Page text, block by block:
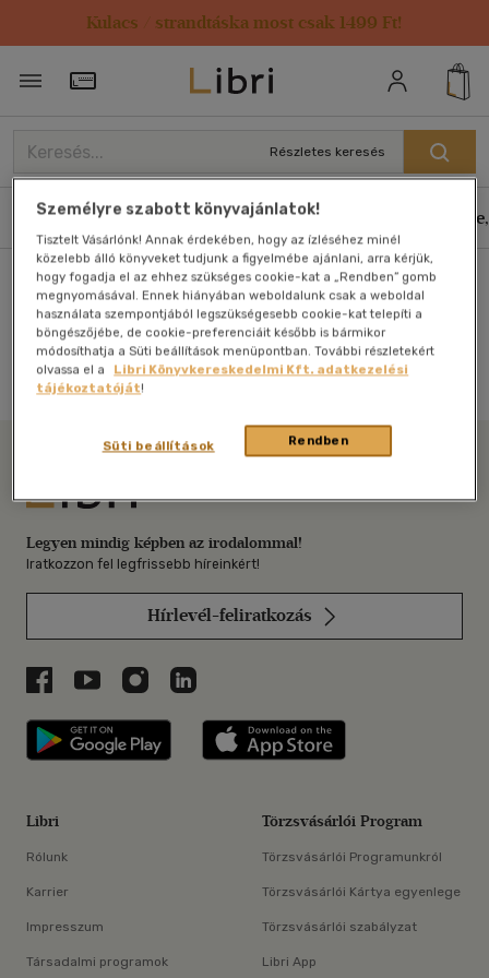
Kulacs / strandtáska most csak 1499 Ft!
Törzsvásárlói Kártya adatai
Részletes keresés
Könyvek E-könyvek Hangoskönyvek
Főoldal
Antikvár könyv (0db)
Legyen mindig képben az irodalommal!
Iratkozzon fel legfrissebb híreinkért!
Hírlevél-feliratkozás
Libri a Facebookon
Libri a Youtube-on
Libri az Instagramon
Libri a LinkedInen
Libri applikáció Szerezd meg: Google
Libri
Rólunk
Karrier
Impresszum
Társadalmi programok
Törzsvásárlói Program
Törzsvásárlói Programunkról
Törzsvásárlói Kártya egyenlege
Törzsvásárlói szabályzat
Libri App
Személyre szabott könyvajánlatok!
Tisztelt Vásárlónk! Annak érdekében, hogy az ízléséhez minél
közelebb álló könyveket tudjunk a figyelmébe ajánlani, arra kérjük,
hogy fogadja el az ehhez szükséges cookie-kat a „Rendben” gomb
megnyomásával. Ennek hiányában weboldalunk csak a weboldal
használata szempontjából legszükségesebb cookie-kat telepíti a
böngészőjébe, de cookie-preferenciáit később is bármikor
módosíthatja a Süti beállítások menüpontban. További részletekért
olvassa el a
Libri Könyvkereskedelmi Kft. adatkezelési
tájékoztatóját!
Rendben
Süti beállítások